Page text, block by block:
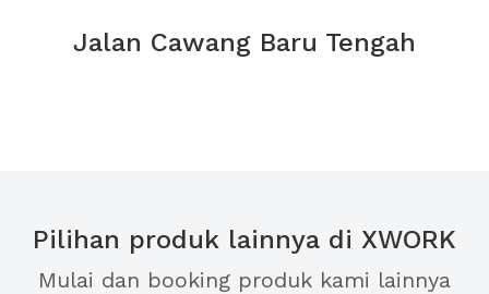
Jalan Cawang Baru Tengah
Pilihan produk lainnya di XWORK
Mulai dan booking produk kami lainnya